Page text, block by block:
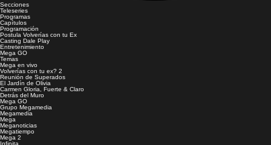
Secciones
Teleseries
Programas
Capítulos
Programación
Postula Volverías con tu Ex
Casting Dale Play
Entretenimiento
Mega GO
Temas
Mega en vivo
Volverías con tu ex? 2
Reunión de Superados
El Jardín de Olivia
Carmen Gloria, Fuerte & Claro
Detrás del Muro
Mega GO
Grupo Megamedia
Megamedia
Mega
Meganoticias
Megatiempo
Mega 2
Infinita